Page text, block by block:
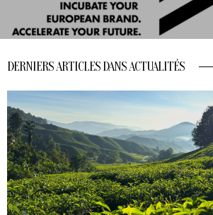
DERNIERS ARTICLES DANS ACTUALITÉS